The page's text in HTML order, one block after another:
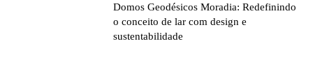
Domos Geodésicos Moradia: Redefinindo
o conceito de lar com design e
sustentabilidade